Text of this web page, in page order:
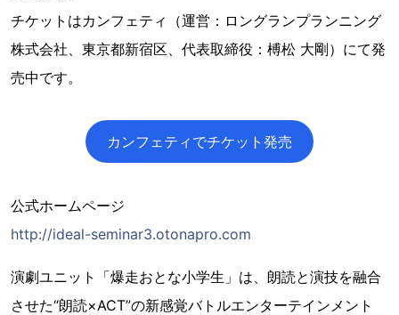
チケットはカンフェティ（運営：ロングランプランニング
株式会社、東京都新宿区、代表取締役：榑松 大剛）にて発
売中です。
カンフェティでチケット発売
公式ホームページ
http://ideal-seminar3.otonapro.com
演劇ユニット「爆走おとな小学生」は、朗読と演技を融合
させた“朗読×ACT”の新感覚バトルエンターテインメント